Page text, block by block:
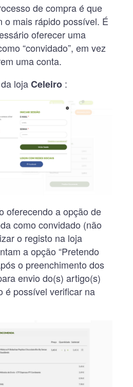
de compra é que
o mais rápido possível. É
oferecer uma
“convidado”, em vez
uma conta.
lojaCeleiro :
oferecendo a opção de
como convidado (não
o registo na loja
a opção “Pretendo
o preenchimento dos
envio do(s) artigo(s)
é possível verificar na